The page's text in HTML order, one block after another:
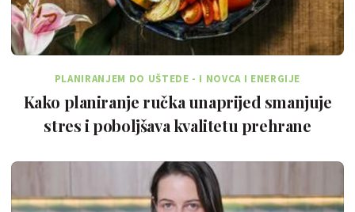
PLANIRANJEM DO UŠTEDE - I NOVCA I ENERGIJE
Kako planiranje ručka unaprijed smanjuje
stres i poboljšava kvalitetu prehrane